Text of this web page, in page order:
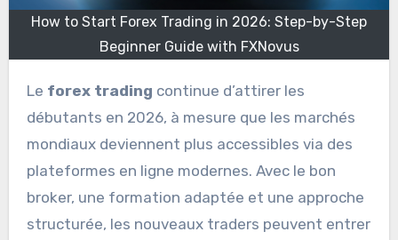
How to Start Forex Trading in 2026: Step-by-Step
Beginner Guide with FXNovus
Le forex trading continue d’attirer les
débutants en 2026, à mesure que les marchés
mondiaux deviennent plus accessibles via des
plateformes en ligne modernes. Avec le bon
broker, une formation adaptée et une approche
structurée, les nouveaux traders peuvent entrer